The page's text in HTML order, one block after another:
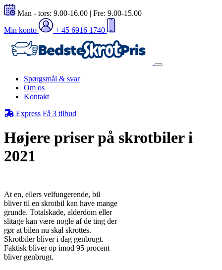
Man - tors: 9.00-16.00 | Fre: 9.00-15.00
Min konto
+ 45 6916 1740
Spørgsmål & svar
Om os
Kontakt
Express Få 3 tilbud
Højere priser på skrotbiler i
2021
At en, ellers velfungerende, bil
bliver til en skrotbil kan have mange
grunde. Totalskade, alderdom eller
slitage kan være nogle af de ting der
gør at bilen nu skal skrottes.
Skrotbiler bliver i dag genbrugt.
Faktisk bliver op imod 95 procent
bliver genbrugt.